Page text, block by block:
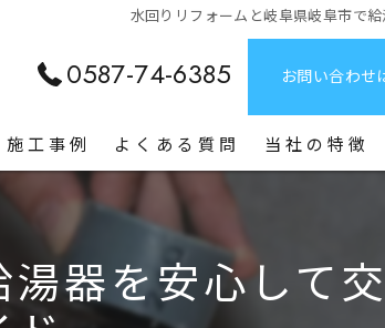
水回りリフォームと岐阜県岐阜市で
0587-74-6385 お問い合わせ
施工事例 よくある質問 当社の特徴
お風呂
器を安心して